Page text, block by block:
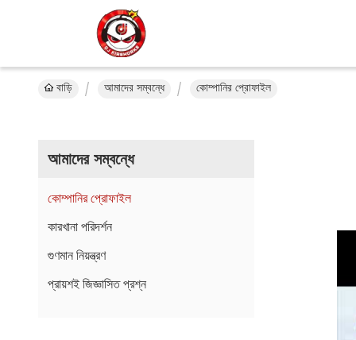
বাড়ি আমাদের সম্বন্ধে কোম্পানির প্রোফাইল
আমাদের সম্বন্ধে
কোম্পানির প্রোফাইল
কারখানা পরিদর্শন
গুণমান নিয়ন্ত্রণ
প্রায়শই জিজ্ঞাসিত প্রশ্ন